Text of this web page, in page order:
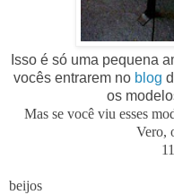
Isso é só uma pequena
vocês entrarem no blog
os
Mas se você viu esses
Vero,
beijos